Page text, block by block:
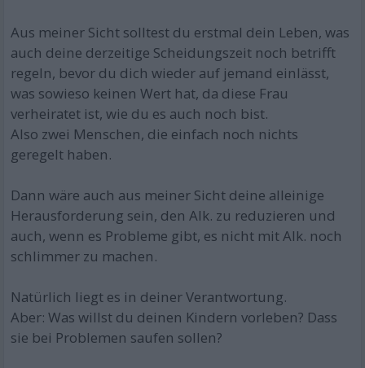
Aus meiner Sicht solltest du erstmal dein Leben, was
auch deine derzeitige Scheidungszeit noch betrifft
regeln, bevor du dich wieder auf jemand einlässt,
was sowieso keinen Wert hat, da diese Frau
verheiratet ist, wie du es auch noch bist.
Also zwei Menschen, die einfach noch nichts
geregelt haben.
Dann wäre auch aus meiner Sicht deine alleinige
Herausforderung sein, den Alk. zu reduzieren und
auch, wenn es Probleme gibt, es nicht mit Alk. noch
schlimmer zu machen.
Natürlich liegt es in deiner Verantwortung.
Aber: Was willst du deinen Kindern vorleben? Dass
sie bei Problemen saufen sollen?